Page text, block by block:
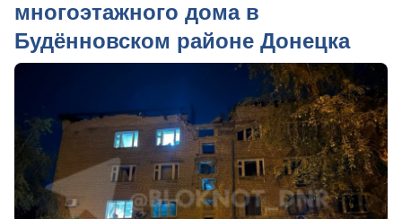
многоэтажного дома в
Будённовском районе Донецка